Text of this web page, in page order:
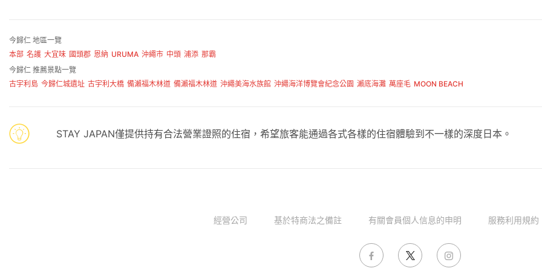
今歸仁 地區一覽
本部 名護 大宜味 國頭郡 恩納 URUMA 沖繩市 中頭 浦添 那霸
今歸仁 推薦景點一覽
古宇利島 今歸仁城遺址 古宇利大橋 備瀨福木林道 備瀨福木林道 沖繩美海水族館 沖繩海洋博覽會紀念公園 瀨底海灘 萬座毛 MOON BEACH
STAY JAPAN僅提供持有合法營業證照的住宿，希望旅客能通過各式各樣的住宿體驗到不一樣的深度日本。
經營公司 基於特商法之備註 有關會員個人信息的申明 服務利用規約